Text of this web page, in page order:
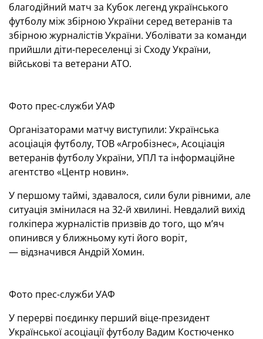
благодійний матч за Кубок легенд українського
футболу між збірною України серед ветеранів та
збірною журналістів України. Уболівати за команди
прийшли діти-переселенці зі Сходу України,
військові та ветерани АТО.
Фото прес-служби УАФ
Організаторами матчу виступили: Українська
асоціація футболу, ТОВ «Агробізнес», Асоціація
ветеранів футболу України, УПЛ та інформаційне
агентство «Центр новин».
У першому таймі, здавалося, сили були рівними, але
ситуація змінилася на 32-й хвилині. Невдалий вихід
голкіпера журналістів призвів до того, що м’яч
опинився у ближньому куті його воріт,
— відзначився Андрій Хомин.
Фото прес-служби УАФ
У перерві поєдинку перший віце-президент
Української асоціації футболу Вадим Костюченко